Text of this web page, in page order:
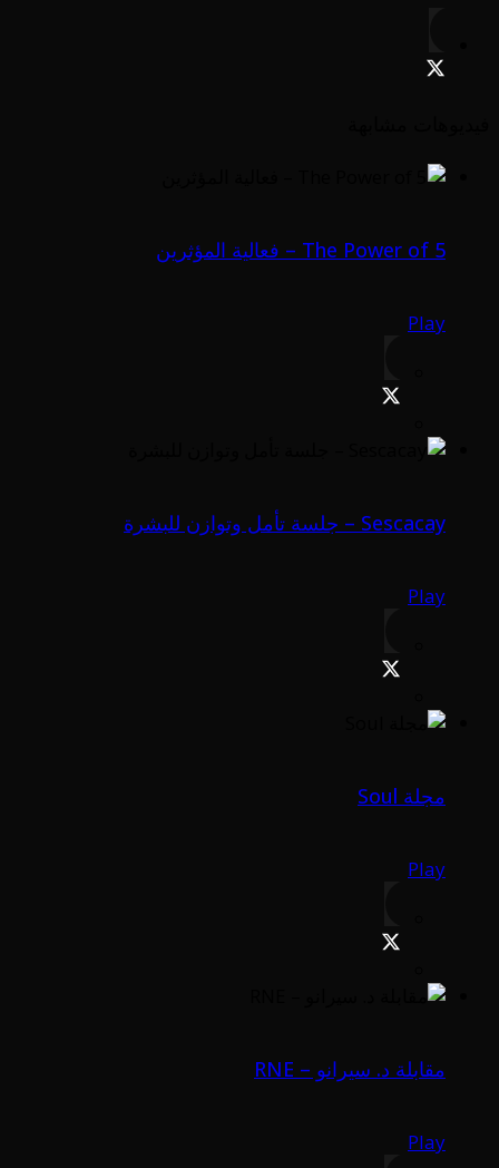
The Power of 5 – فعالية المؤثرين
Play
Sescacay – جلسة تأمل وتوازن للبشرة
Play
مجلة Soul
Play
مقابلة د. سيرانو – RNE
Play